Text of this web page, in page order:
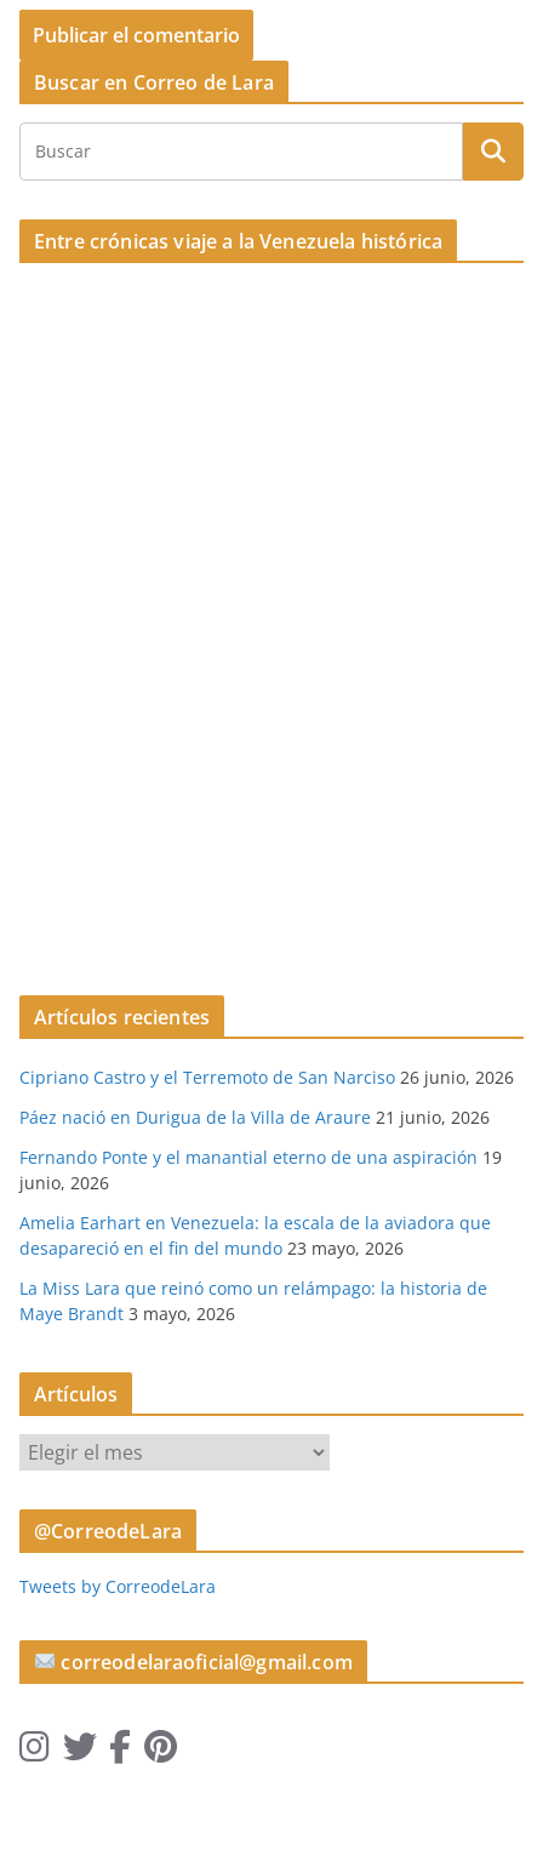
Buscar en Correo de Lara
Entre crónicas viaje a la Venezuela histórica
Artículos recientes
Cipriano Castro y el Terremoto de San Narciso 26 junio, 2026
Páez nació en Durigua de la Villa de Araure 21 junio, 2026
Fernando Ponte y el manantial eterno de una aspiración 19
junio, 2026
Amelia Earhart en Venezuela: la escala de la aviadora que
desapareció en el fin del mundo 23 mayo, 2026
La Miss Lara que reinó como un relámpago: la historia de
Maye Brandt 3 mayo, 2026
Artículos
r
t
u
s
@CorreodeLara
Tweets by CorreodeLara
correodelaraoficial@gmail.com